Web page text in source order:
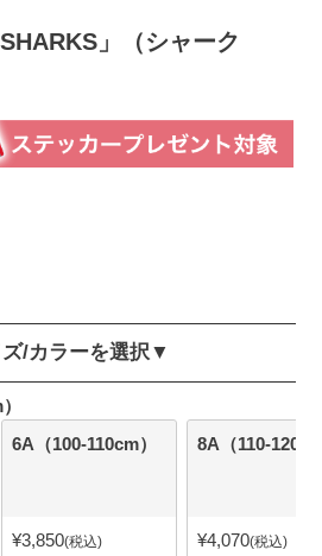
」（シャーク
/カラーを選択▼
6A（100-110cm）
¥3,850 税込
8A（110-
¥4,070 税込